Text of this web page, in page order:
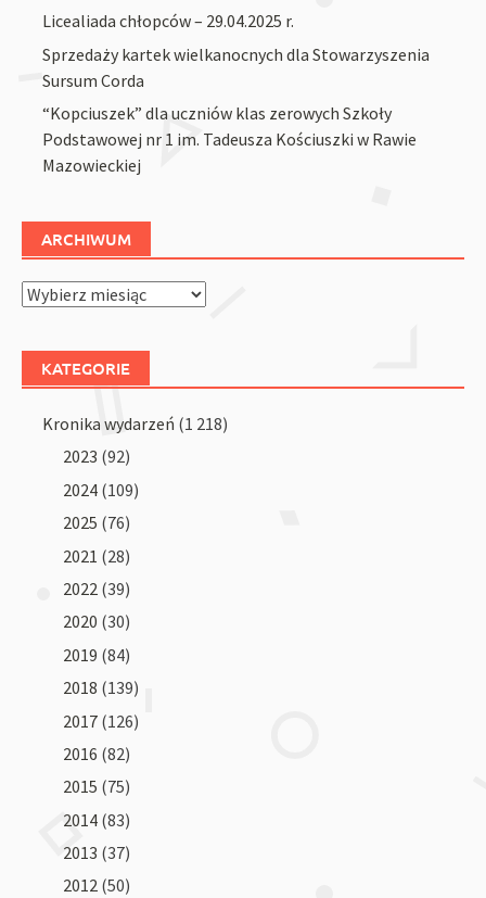
Licealiada chłopców – 29.04.2025 r.
Sprzedaży kartek wielkanocnych dla Stowarzyszenia
Sursum Corda
“Kopciuszek” dla uczniów klas zerowych Szkoły
Podstawowej nr 1 im. Tadeusza Kościuszki w Rawie
Mazowieckiej
ARCHIWUM
Archiwum
KATEGORIE
Kronika wydarzeń (1 218)
2023 (92)
2024 (109)
2025 (76)
2021 (28)
2022 (39)
2020 (30)
2019 (84)
2018 (139)
2017 (126)
2016 (82)
2015 (75)
2014 (83)
2013 (37)
2012 (50)